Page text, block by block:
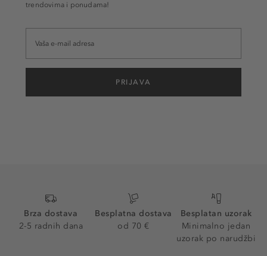
trendovima i ponudama!
PRIJAVA
Brza dostava
2-5 radnih dana
Besplatna dostava
od 70 €
Besplatan uzorak
Minimalno jedan
uzorak po narudžbi